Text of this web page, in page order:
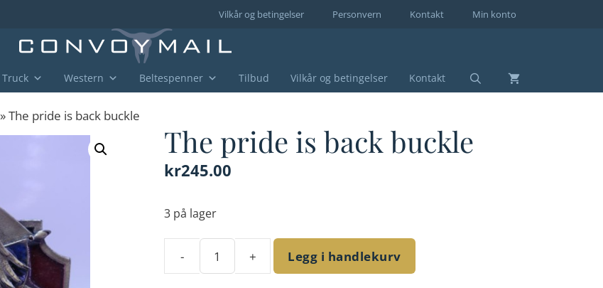
Min konto
Kontakt
Personvern
Vilkår og betingelser
Truck Western Beltespenner Tilbud Vilkår og betingelser Kontakt
» The pride is back buckle
The pride is back buckle
kr245.00
3 på lager
- + Legg i handlekurv